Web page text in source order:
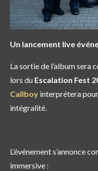
Un lancement live
La sortie de l’album sera
lors du Escalation Fest
Callboy interprétera
intégralité.
L’événement s’annonce
immersive :